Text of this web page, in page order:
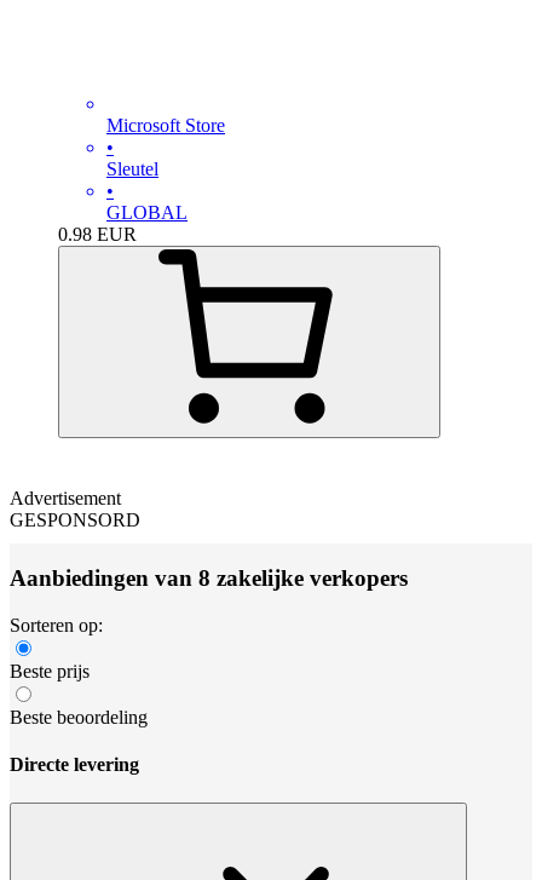
Microsoft Store
•
Sleutel
•
GLOBAL
0.98 EUR
Advertisement
GESPONSORD
Aanbiedingen van 8 zakelijke verkopers
Sorteren op:
Beste prijs
Beste beoordeling
Directe levering